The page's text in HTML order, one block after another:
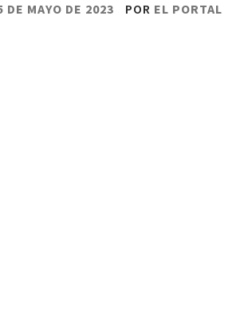
DE MAYO DE 2023 POR EL PORTAL